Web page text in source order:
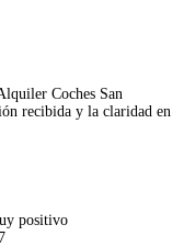
recibida y la claridad en
positivo